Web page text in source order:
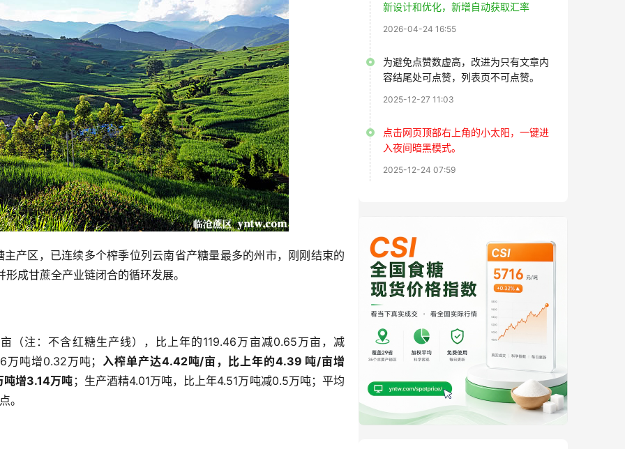
产区，已连续多个榨季位列云南省产糖量最多的州市，刚刚结束的
成甘蔗全产业链闭合的循环发展。
（注：不含红糖生产线），比上年的119.46万亩减0.65万亩，减
吨增0.32万吨； 入榨单产达4.42吨/亩，比上年的4.39 吨/亩增
增3.14万吨 ；生产酒精4.01万吨，比上年4.51万吨减0.5万吨；平均
。
新设计和优化，新增自动获取汇率
2026-04-24 16:55
为避免点赞数虚高，改进为只有文章内
容结尾处可点赞，列表页不可点赞。
2025-12-27 11:03
点击网页顶部右上角的小太阳，一键进
入夜间暗黑模式。
2025-12-24 07:59